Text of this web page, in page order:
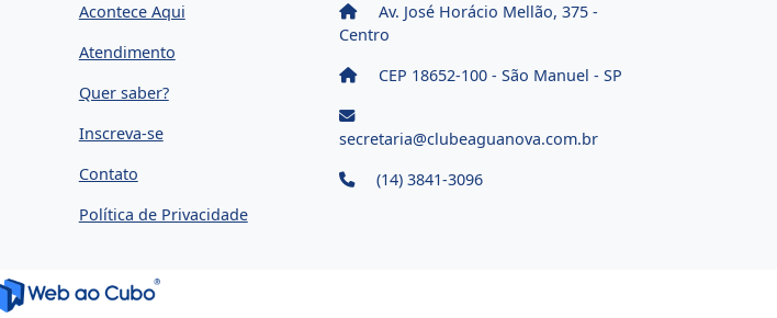
Acontece Aqui
Atendimento
Quer saber?
Inscreva-se
Contato
Política de Privacidade
Av. José Horácio Mellão, 375 -
Centro
CEP 18652-100 - São Manuel - SP
secretaria@clubeaguanova.com.br
(14) 3841-3096